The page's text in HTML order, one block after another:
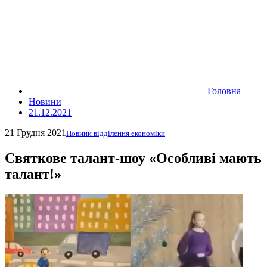
Головна
Новини
21.12.2021
21 Грудня 2021 Новини відділення економіки
Святкове талант-шоу «Особливі мають
талант!»